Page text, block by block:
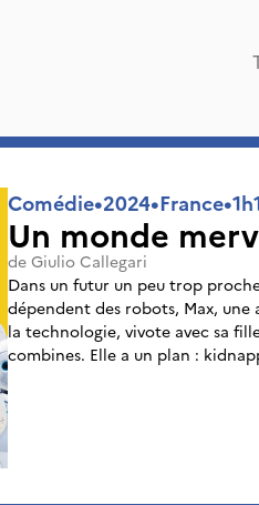
Comédie•2024•France•
Un monde
de Giulio Callegari
Dans un futur un peu trop
dépendent des robots, Max,
la technologie, vivote avec sa
combines. Elle a un plan :
pour le revendre en pièces
Flanquée de ce robot qui
reste un peu d’humanité dans ce